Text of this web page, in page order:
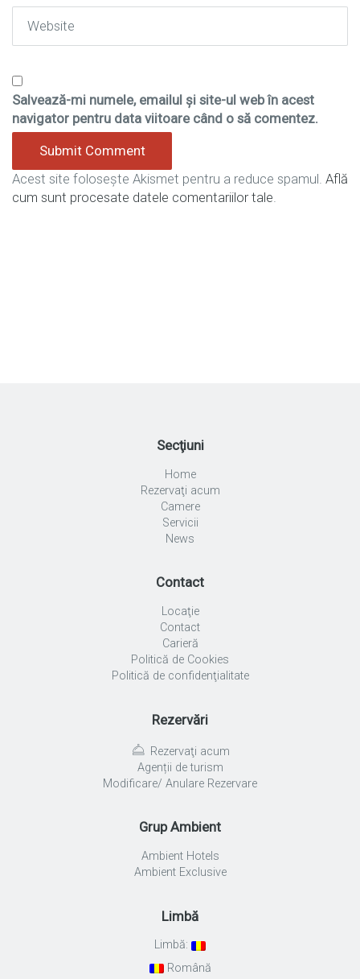
Salvează-mi numele, emailul și site-ul web în acest
navigator pentru data viitoare când o să comentez.
Acest site folosește Akismet pentru a reduce spamul. Află
cum sunt procesate datele comentariilor tale.
Secţiuni
Home
Rezervaţi acum
Camere
Servicii
News
Contact
Locaţie
Contact
Carieră
Politică de Cookies
Politică de confidenţialitate
Rezervări
Rezervaţi acum
Agenții de turism
Modificare/ Anulare Rezervare
Grup Ambient
Ambient Hotels
Ambient Exclusive
Limbă
Limbă:
Română